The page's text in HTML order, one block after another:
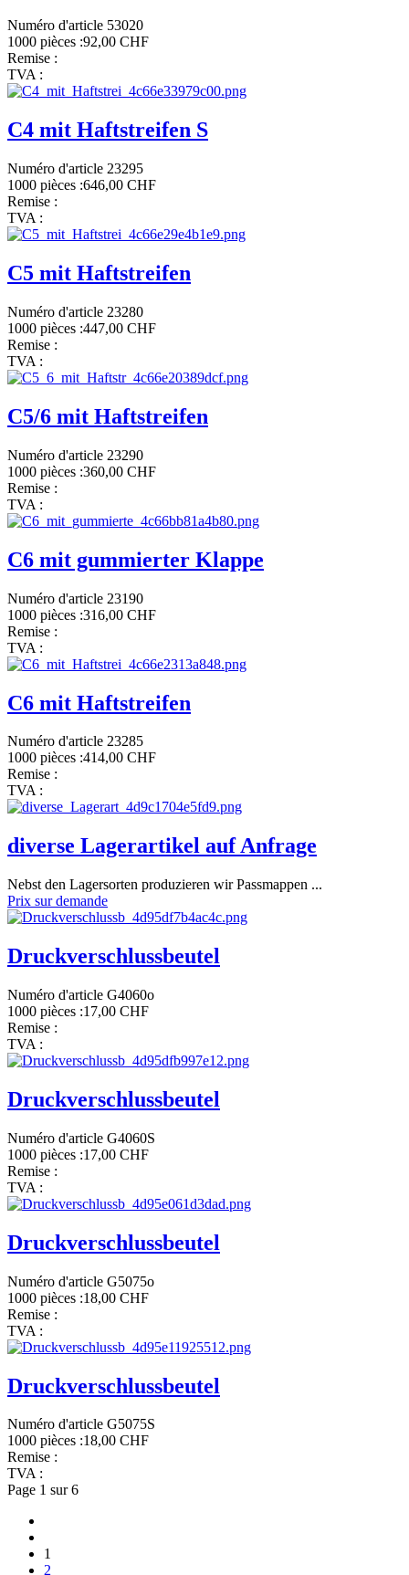
Numéro d'article 53020
1000 pièces :92,00 CHF
Remise :
TVA :
C4 mit Haftstreifen S
Numéro d'article 23295
1000 pièces :646,00 CHF
Remise :
TVA :
C5 mit Haftstreifen
Numéro d'article 23280
1000 pièces :447,00 CHF
Remise :
TVA :
C5/6 mit Haftstreifen
Numéro d'article 23290
1000 pièces :360,00 CHF
Remise :
TVA :
C6 mit gummierter Klappe
Numéro d'article 23190
1000 pièces :316,00 CHF
Remise :
TVA :
C6 mit Haftstreifen
Numéro d'article 23285
1000 pièces :414,00 CHF
Remise :
TVA :
diverse Lagerartikel auf Anfrage
Nebst den Lagersorten produzieren wir Passmappen ...
Prix sur demande
Druckverschlussbeutel
Numéro d'article G4060o
1000 pièces :17,00 CHF
Remise :
TVA :
Druckverschlussbeutel
Numéro d'article G4060S
1000 pièces :17,00 CHF
Remise :
TVA :
Druckverschlussbeutel
Numéro d'article G5075o
1000 pièces :18,00 CHF
Remise :
TVA :
Druckverschlussbeutel
Numéro d'article G5075S
1000 pièces :18,00 CHF
Remise :
TVA :
Page 1 sur 6
1
2